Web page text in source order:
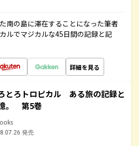
南の島に滞在することになった筆者
ルでマジカルな45日間の記録と記
詳細を見る
とろトロピカル ある旅の記録と
。 第5巻
発売